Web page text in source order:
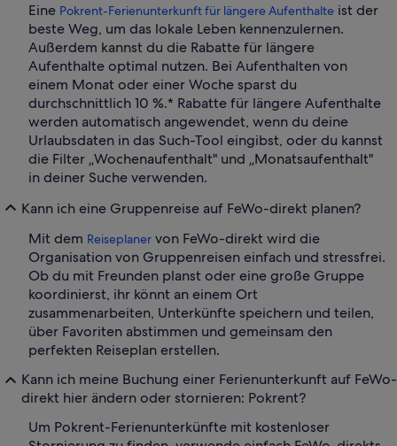
Eine Pokrent-Ferienunterkunft für längere Aufenthalte ist der
beste Weg, um das lokale Leben kennenzulernen.
Außerdem kannst du die Rabatte für längere
Aufenthalte optimal nutzen. Bei Aufenthalten von
einem Monat oder einer Woche sparst du
durchschnittlich 10 %.* Rabatte für längere Aufenthalte
werden automatisch angewendet, wenn du deine
Urlaubsdaten in das Such-Tool eingibst, oder du kannst
die Filter „Wochenaufenthalt" und „Monatsaufenthalt"
in deiner Suche verwenden.
Kann ich eine Gruppenreise auf FeWo-direkt planen?
Mit dem Reiseplaner von FeWo-direkt wird die
Organisation von Gruppenreisen einfach und stressfrei.
Ob du mit Freunden planst oder eine große Gruppe
koordinierst, ihr könnt an einem Ort
zusammenarbeiten, Unterkünfte speichern und teilen,
über Favoriten abstimmen und gemeinsam den
perfekten Reiseplan erstellen.
Kann ich meine Buchung einer Ferienunterkunft auf FeWo-
direkt hier ändern oder stornieren: Pokrent?
Um Pokrent-Ferienunterkünfte mit kostenloser